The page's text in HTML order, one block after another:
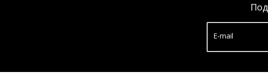
E-mail